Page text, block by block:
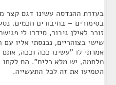
בעזרת ההנדסה עשינו דגם קצר
בסימורים – בחיבורים חכמים.
זוכר לאילן גיבור, סידרו לי
שישי בצוהריים, נכנסתי אליו
אמרתי לו "עשינו ככה וככה,
מלחמה, יש מלא כלים". הם לקחו
הטמיעו את זה לכל התעשייה.